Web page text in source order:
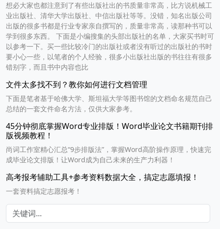
想必大家也都注意到了有些出版社出的书质量非常高，比方说机械工
业出版社、清华大学出版社、中信出版社等等。没错，知名出版公司
出版的很多书都是行业专家亲自撰写的，质量非常高，读那种书可以
学到很多东西。 下面是小编搜集的头部出版社的名单，大家买书时可
以参考一下。买一些比较冷门的出版社或者没有听过的出版社的书时
要小心一些，以笔者的个人经验，很多小出版社出版的书往往有很多
错别字，而且书中内容也比
文件太多找不到？教你如何进行文档管理
下面是笔者基于哈佛大学、斯坦福大学等图书馆的文档命名规范自己
总结的一套文件命名方法，仅供大家参考。
45分钟彻底掌握Word专业排版！Word毕业论文书籍期刊排
版视频教程！
尚词工作室精心汇总“9步排版法”，掌握Word高阶操作原理，快速完
成毕业论文排版！让Word成为自己未来的生产力利器！
高考报考辅助工具+参考资料数据大全，搞定志愿填报！
一套资料搞定志愿报考！